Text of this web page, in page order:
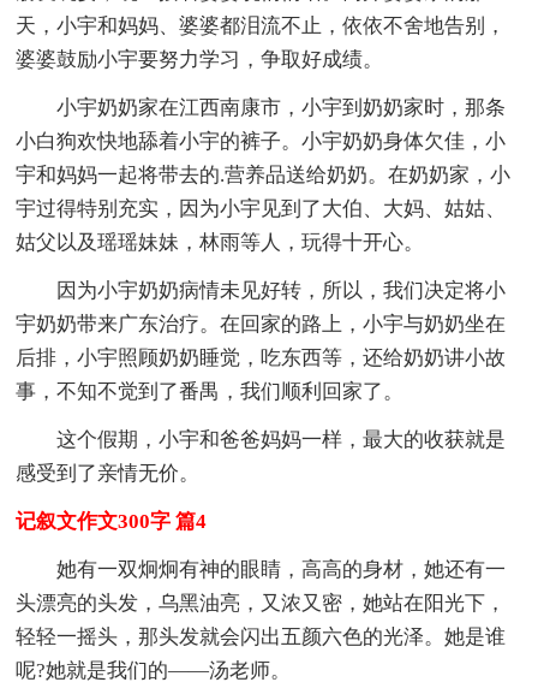
天，小宇和妈妈、婆婆都泪流不止，依依不舍地告别，
婆婆鼓励小宇要努力学习，争取好成绩。
小宇奶奶家在江西南康市，小宇到奶奶家时，那条
小白狗欢快地舔着小宇的裤子。小宇奶奶身体欠佳，小
宇和妈妈一起将带去的.营养品送给奶奶。在奶奶家，小
宇过得特别充实，因为小宇见到了大伯、大妈、姑姑、
姑父以及瑶瑶妹妹，林雨等人，玩得十开心。
因为小宇奶奶病情未见好转，所以，我们决定将小
宇奶奶带来广东治疗。在回家的路上，小宇与奶奶坐在
后排，小宇照顾奶奶睡觉，吃东西等，还给奶奶讲小故
事，不知不觉到了番禺，我们顺利回家了。
这个假期，小宇和爸爸妈妈一样，最大的收获就是
感受到了亲情无价。
记叙文作文300字 篇4
她有一双炯炯有神的眼睛，高高的身材，她还有一
头漂亮的头发，乌黑油亮，又浓又密，她站在阳光下，
轻轻一摇头，那头发就会闪出五颜六色的光泽。她是谁
呢?她就是我们的——汤老师。